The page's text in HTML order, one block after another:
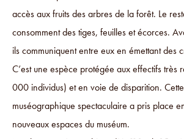
accès aux fruits des arbres de la forêt. Le
consomment des tiges, feuilles et écorces.
ils communiquent entre eux en émettant des
C’est une espèce protégée aux effectifs
000 individus) et en voie de disparition.
muséographique spectaculaire a pris place
nouveaux espaces du muséum.